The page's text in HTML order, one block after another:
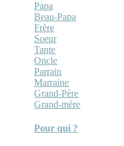
Papa
Beau-Papa
Frère
Soeur
Tante
Oncle
Parrain
Marraine
Grand-Père
Grand-mère
Pour qui ?